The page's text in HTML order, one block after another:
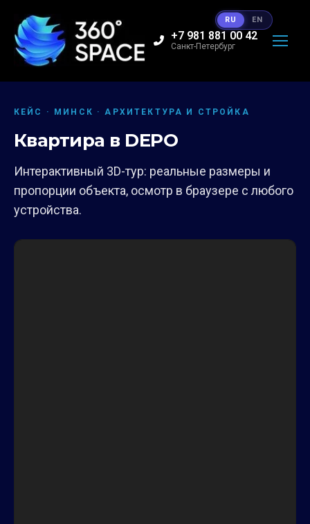
+7 981 881 00 42
Санкт-Петербург
КЕЙС · МИНСК · АРХИТЕКТУРА И СТРОЙКА
Квартира в DEPO
Интерактивный 3D-тур: реальные размеры и
пропорции объекта, осмотр в браузере с любого
устройства.
RU EN